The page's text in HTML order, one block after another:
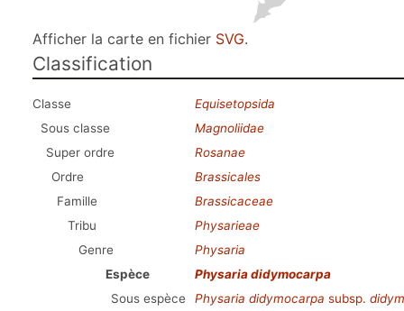
Afficher la carte en fichier SVG.
Classification
Classe
Equisetopsida
Sous classe
Magnoliidae
Super ordre
Rosanae
Ordre
Brassicales
Famille
Brassicaceae
Tribu
Physarieae
Genre
Physaria
Espèce
Physaria didymocarpa
Sous espèce
Physaria didymocarpa subsp.